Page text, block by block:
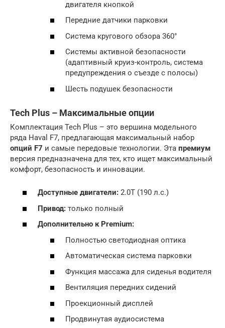
двигателя кнопкой
Передние датчики парковки
Система кругового обзора 360°
Системы активной безопасности
(адаптивный круиз-контроль, система
предупреждения о съезде с полосы)
Шесть подушек безопасности
Tech Plus – Максимальные опции
Комплектация Tech Plus – это вершина модельного
ряда Haval F7, предлагающая максимальный набор
опций F7 и самые передовые технологии. Эта премиум
версия предназначена для тех, кто ищет максимальный
комфорт, безопасность и инновации.
Доступные двигатели: 2.0T (190 л.с.)
Привод: только полный
Дополнительно к Premium:
Полностью светодиодная оптика
Автоматическая система парковки
Функция массажа для сиденья водителя
Вентиляция передних сидений
Проекционный дисплей
Продвинутая аудиосистема